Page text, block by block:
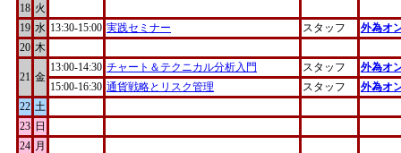
18 火
19 水 13:30-15:00 実践セミナー スタッフ
外為オ
20 木
21 金
13:00-14:30 チャート＆テクニカル分析入門 スタッフ
外為オ
15:00-16:30 通貨戦略とリスク管理 スタッフ
外為オ
22 土
23 日
24 月